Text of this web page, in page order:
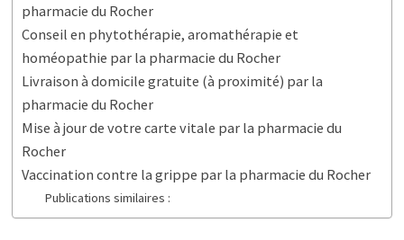
pharmacie du Rocher
Conseil en phytothérapie, aromathérapie et
homéopathie par la pharmacie du Rocher
Livraison à domicile gratuite (à proximité) par la
pharmacie du Rocher
Mise à jour de votre carte vitale par la pharmacie du
Rocher
Vaccination contre la grippe par la pharmacie du Rocher
Publications similaires :